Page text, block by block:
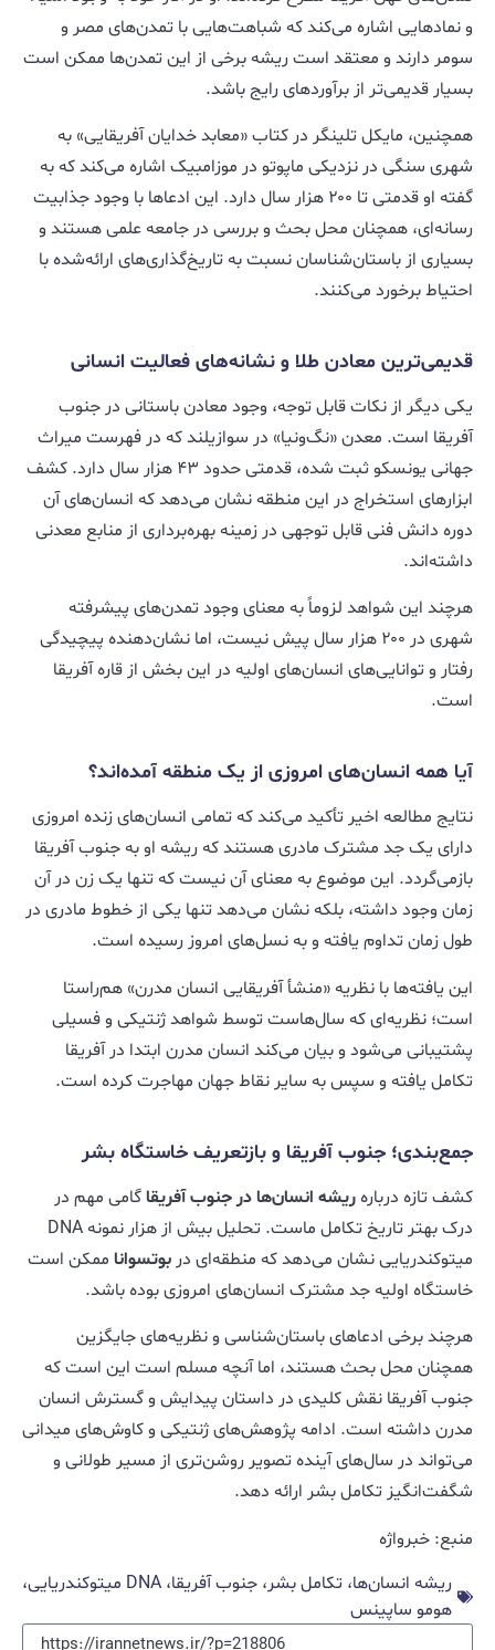
و نمادهایی اشاره می‌کند که شباهت‌هایی با تمدن‌های مصر و
سومر دارند و معتقد است ریشه برخی از این تمدن‌ها ممکن است
بسیار قدیمی‌تر از برآوردهای رایج باشد.
همچنین، مایکل تلینگر در کتاب «معابد خدایان آفریقایی» به
شهری سنگی در نزدیکی ماپوتو در موزامبیک اشاره می‌کند که به
گفته او قدمتی تا ۲۰۰ هزار سال دارد. این ادعاها با وجود جذابیت
رسانه‌ای، همچنان محل بحث و بررسی در جامعه علمی هستند و
بسیاری از باستان‌شناسان نسبت به تاریخ‌گذاری‌های ارائه‌شده با
احتیاط برخورد می‌کنند.
قدیمی‌ترین معادن طلا و نشانه‌های فعالیت انسانی
یکی دیگر از نکات قابل توجه، وجود معادن باستانی در جنوب
آفریقا است. معدن «نگ‌ونیا» در سوازیلند که در فهرست میراث
جهانی یونسکو ثبت شده، قدمتی حدود ۴۳ هزار سال دارد. کشف
ابزارهای استخراج در این منطقه نشان می‌دهد که انسان‌های آن
دوره دانش فنی قابل توجهی در زمینه بهره‌برداری از منابع معدنی
داشته‌اند.
هرچند این شواهد لزوماً به معنای وجود تمدن‌های پیشرفته
شهری در ۲۰۰ هزار سال پیش نیست، اما نشان‌دهنده پیچیدگی
رفتار و توانایی‌های انسان‌های اولیه در این بخش از قاره آفریقا
است.
آیا همه انسان‌های امروزی از یک منطقه آمده‌اند؟
نتایج مطالعه اخیر تأکید می‌کند که تمامی انسان‌های زنده امروزی
دارای یک جد مشترک مادری هستند که ریشه او به جنوب آفریقا
بازمی‌گردد. این موضوع به معنای آن نیست که تنها یک زن در آن
زمان وجود داشته، بلکه نشان می‌دهد تنها یکی از خطوط مادری در
طول زمان تداوم یافته و به نسل‌های امروز رسیده است.
این یافته‌ها با نظریه «منشأ آفریقایی انسان مدرن» هم‌راستا
است؛ نظریه‌ای که سال‌هاست توسط شواهد ژنتیکی و فسیلی
پشتیبانی می‌شود و بیان می‌کند انسان مدرن ابتدا در آفریقا
تکامل یافته و سپس به سایر نقاط جهان مهاجرت کرده است.
جمع‌بندی؛ جنوب آفریقا و بازتعریف خاستگاه بشر
کشف تازه دربارهریشه انسان‌ها در جنوب آفریقاگامی مهم در
درک بهتر تاریخ تکامل ماست. تحلیل بیش از هزار نمونه DNA
میتوکندریایی نشان می‌دهد که منطقه‌ای در بوتسوانا ممکن است
خاستگاه اولیه جد مشترک انسان‌های امروزی بوده باشد.
هرچند برخی ادعاهای باستان‌شناسی و نظریه‌های جایگزین
همچنان محل بحث هستند، اما آنچه مسلم است این است که
جنوب آفریقا نقش کلیدی در داستان پیدایش و گسترش انسان
مدرن داشته است. ادامه پژوهش‌های ژنتیکی و کاوش‌های میدانی
می‌تواند در سال‌های آینده تصویر روشن‌تری از مسیر طولانی و
شگفت‌انگیز تکامل بشر ارائه دهد.
منبع: خبرواژه
ریشه انسان‌ها، تکامل بشر، جنوب آفریقا، DNA میتوکندریایی،
هومو ساپینس